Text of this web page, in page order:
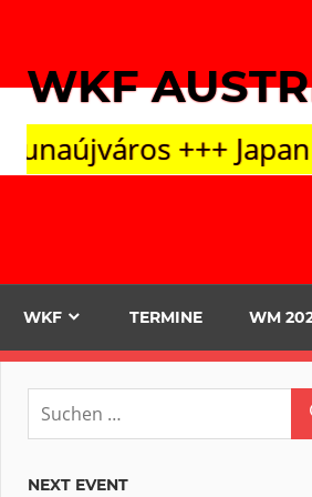
springen
WKF
Japan vs. World
WKF TERMINE WM
NEXT EVENT